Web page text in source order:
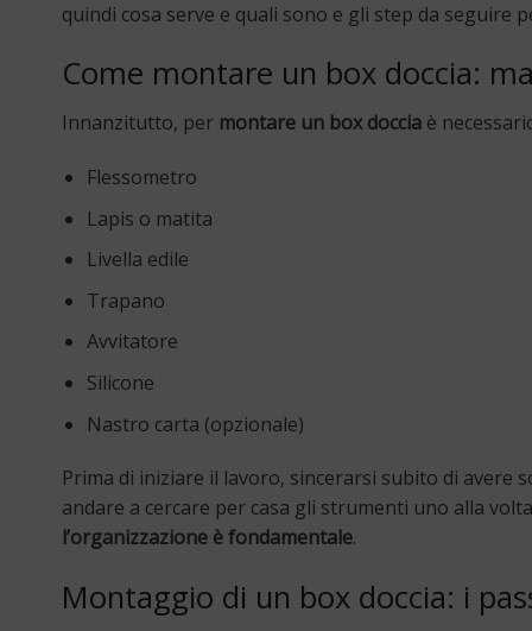
quindi cosa serve e quali sono e gli step da seguire
Come montare un box doccia:
Innanzitutto, per montare un box doccia è
Flessometro
Lapis o matita
Livella edile
Trapano
Avvitatore
Silicone
Nastro carta (opzionale)
Prima di iniziare il lavoro, sincerarsi subito di avere
andare a cercare per casa gli strumenti uno alla
l’organizzazione è fondamentale.
Montaggio di un box doccia: i